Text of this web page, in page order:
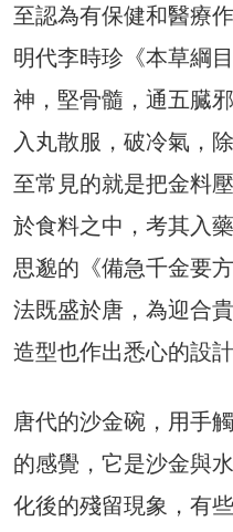
至認為有保健和醫療
明代李時珍《本草綱
神，堅骨髓，通五臓
入丸散服，破冷氣，
至常見的就是把金料
於食料之中，考其入
思邈的《備急千金要
法既盛於唐，為迎合
造型也作出悉心的設計
唐代的沙金碗，用手
的感覺，它是沙金與
化後的殘留現象，有